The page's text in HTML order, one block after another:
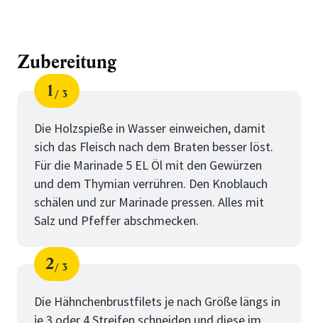
Zubereitung
Schritt
1
von
3
Die Holzspieße in Wasser einweichen, damit
sich das Fleisch nach dem Braten besser löst.
Für die Marinade 5 EL Öl mit den Gewürzen
und dem Thymian verrühren. Den Knoblauch
schälen und zur Marinade pressen. Alles mit
Salz und Pfeffer abschmecken.
Schritt
2
von
3
Die Hähnchenbrustfilets je nach Größe längs in